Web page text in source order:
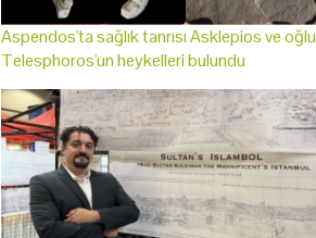
Aspendos'ta sağlık tanrısı Asklepios ve oğlu
Telesphoros'un heykelleri bulundu